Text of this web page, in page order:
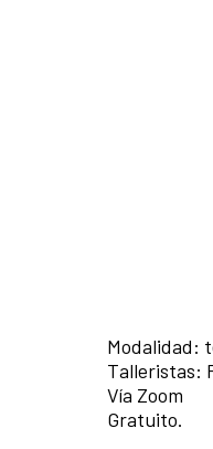
Modalidad:
Talleristas:
Vía Zoom
Gratuito.